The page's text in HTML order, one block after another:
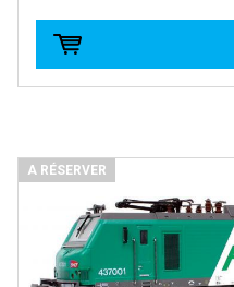
MDM
MEHANO
METAL87
METRO MODELS
Metrop
MF Train
A RÉSERVER